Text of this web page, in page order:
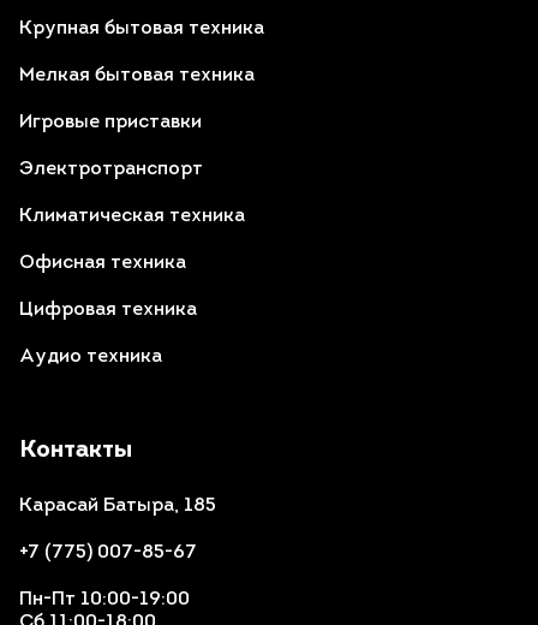
Контакты
Карасай Батыра, 185
+7 (775) 007-85-67
Пн-Пт 10:00-19:00
Крупная бытовая техника
Мелкая бытовая техника
Игровые приставки
Электротранспорт
Климатическая техника
Офисная техника
Цифровая техника
Аудио техника